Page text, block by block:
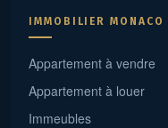
IMMOBILIER MONACO
Appartement à vendre
Appartement à louer
Immeubles